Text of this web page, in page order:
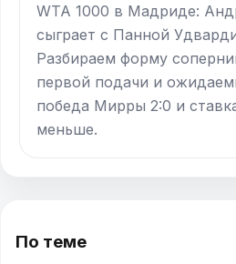
WTA 1000 в Мадриде:
сыграет с Панной
Разбираем форму
первой подачи и
победа Мирры 2:0 и
меньше.
По теме